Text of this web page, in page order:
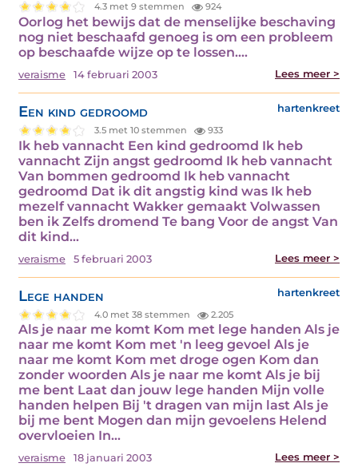
4.3 met 9 stemmen 924
Oorlog het bewijs dat de menselijke beschaving
nog niet beschaafd genoeg is om een probleem
op beschaafde wijze op te lossen.…
veraisme 14 februari 2003 Lees meer >
Een kind gedroomd hartenkreet
3.5 met 10 stemmen 933
Ik heb vannacht Een kind gedroomd Ik heb
vannacht Zijn angst gedroomd Ik heb vannacht
Van bommen gedroomd Ik heb vannacht
gedroomd Dat ik dit angstig kind was Ik heb
mezelf vannacht Wakker gemaakt Volwassen
ben ik Zelfs dromend Te bang Voor de angst Van
dit kind…
veraisme 5 februari 2003 Lees meer >
Lege handen hartenkreet
4.0 met 38 stemmen 2.205
Als je naar me komt Kom met lege handen Als je
naar me komt Kom met 'n leeg gevoel Als je
naar me komt Kom met droge ogen Kom dan
zonder woorden Als je naar me komt Als je bij
me bent Laat dan jouw lege handen Mijn volle
handen helpen Bij 't dragen van mijn last Als je
bij me bent Mogen dan mijn gevoelens Helend
overvloeien In…
veraisme 18 januari 2003 Lees meer >